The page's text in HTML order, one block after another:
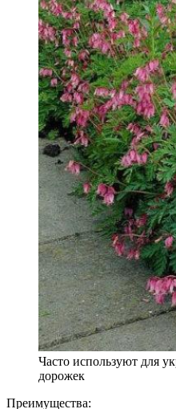
Часто используют для
дорожек
Преимущества: